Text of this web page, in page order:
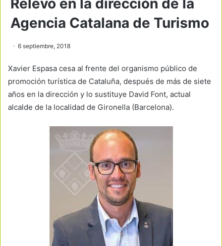
Relevo en la dirección de la
Agencia Catalana de Turismo
6 septiembre, 2018
Xavier Espasa cesa al frente del organismo público de
promoción turística de Cataluña, después de más de siete
años en la dirección y lo sustituye David Font, actual
alcalde de la localidad de Gironella (Barcelona).